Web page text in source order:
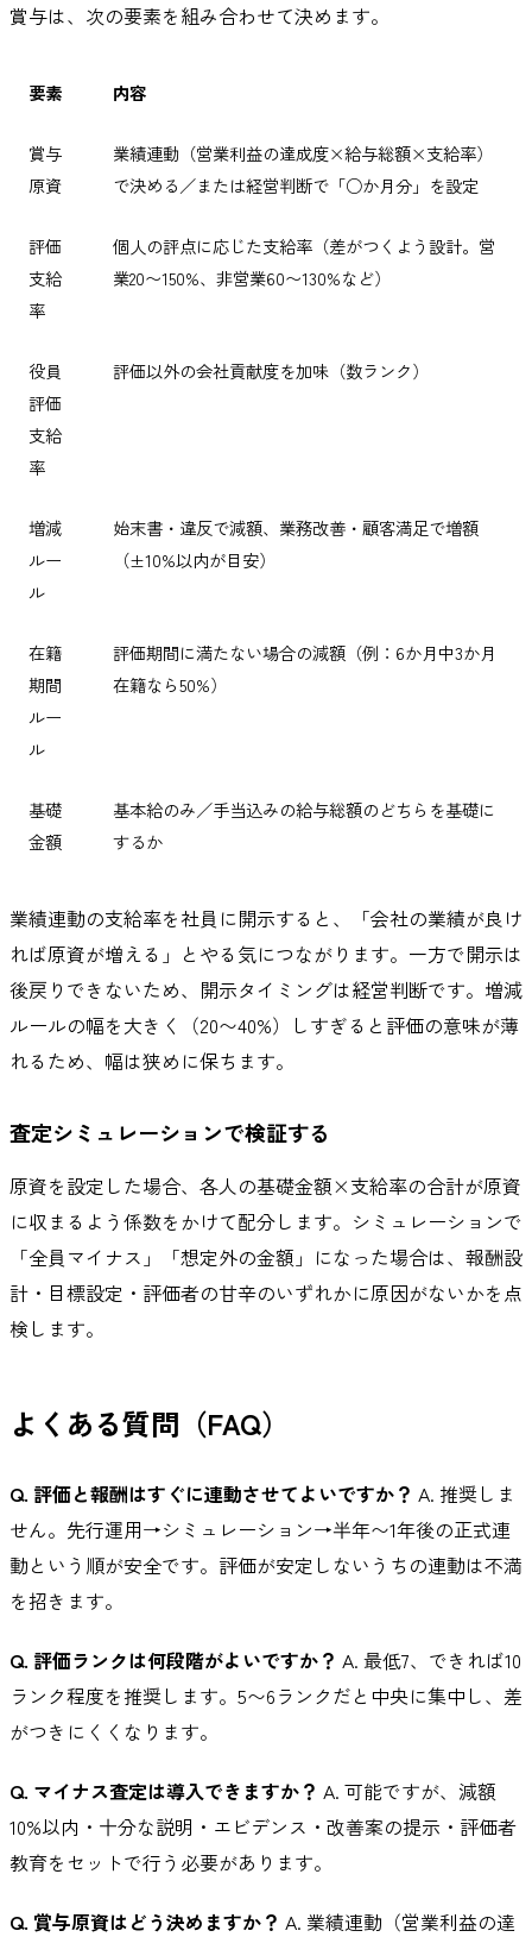
賞与は、次の要素を組み合わせて決めます。
要素 内容
賞与
原資
業績連動（営業利益の達成度×給与総額×支給率）
で決める／または経営判断で「○か月分」を設定
評価
支給
率
個人の評点に応じた支給率（差がつくよう設計。営
業20〜150%、非営業60〜130%など）
役員
評価
支給
率
評価以外の会社貢献度を加味（数ランク）
増減
ルー
ル
始末書・違反で減額、業務改善・顧客満足で増額
（±10%以内が目安）
在籍
期間
ルー
ル
評価期間に満たない場合の減額（例：6か月中3か月
在籍なら50%）
基礎
金額
基本給のみ／手当込みの給与総額のどちらを基礎に
するか
業績連動の支給率を社員に開示すると、「会社の業績が良け
れば原資が増える」とやる気につながります。一方で開示は
後戻りできないため、開示タイミングは経営判断です。増減
ルールの幅を大きく（20〜40%）しすぎると評価の意味が薄
れるため、幅は狭めに保ちます。
査定シミュレーションで検証する
原資を設定した場合、各人の基礎金額×支給率の合計が原資
に収まるよう係数をかけて配分します。シミュレーションで
「全員マイナス」「想定外の金額」になった場合は、報酬設
計・目標設定・評価者の甘辛のいずれかに原因がないかを点
検します。
よくある質問（FAQ）
Q. 評価と報酬はすぐに連動させてよいですか？ A. 推奨しま
せん。先行運用→シミュレーション→半年〜1年後の正式連
動という順が安全です。評価が安定しないうちの連動は不満
を招きます。
Q. 評価ランクは何段階がよいですか？ A. 最低7、できれば10
ランク程度を推奨します。5〜6ランクだと中央に集中し、差
がつきにくくなります。
Q. マイナス査定は導入できますか？ A. 可能ですが、減額
10%以内・十分な説明・エビデンス・改善案の提示・評価者
教育をセットで行う必要があります。
Q. 賞与原資はどう決めますか？ A. 業績連動（営業利益の達